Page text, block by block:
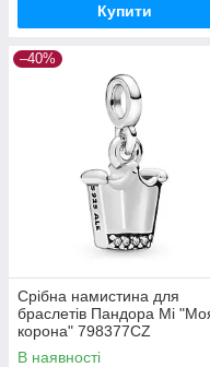
Купити
–40%
Срібна намистина для
браслетів Пандора Мі
корона" 798377CZ
MasterSem
В наявності